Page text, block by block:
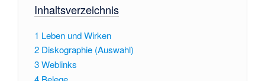
Inhaltsverzeichnis
1 Leben und Wirken
2 Diskographie (Auswahl)
3Weblinks